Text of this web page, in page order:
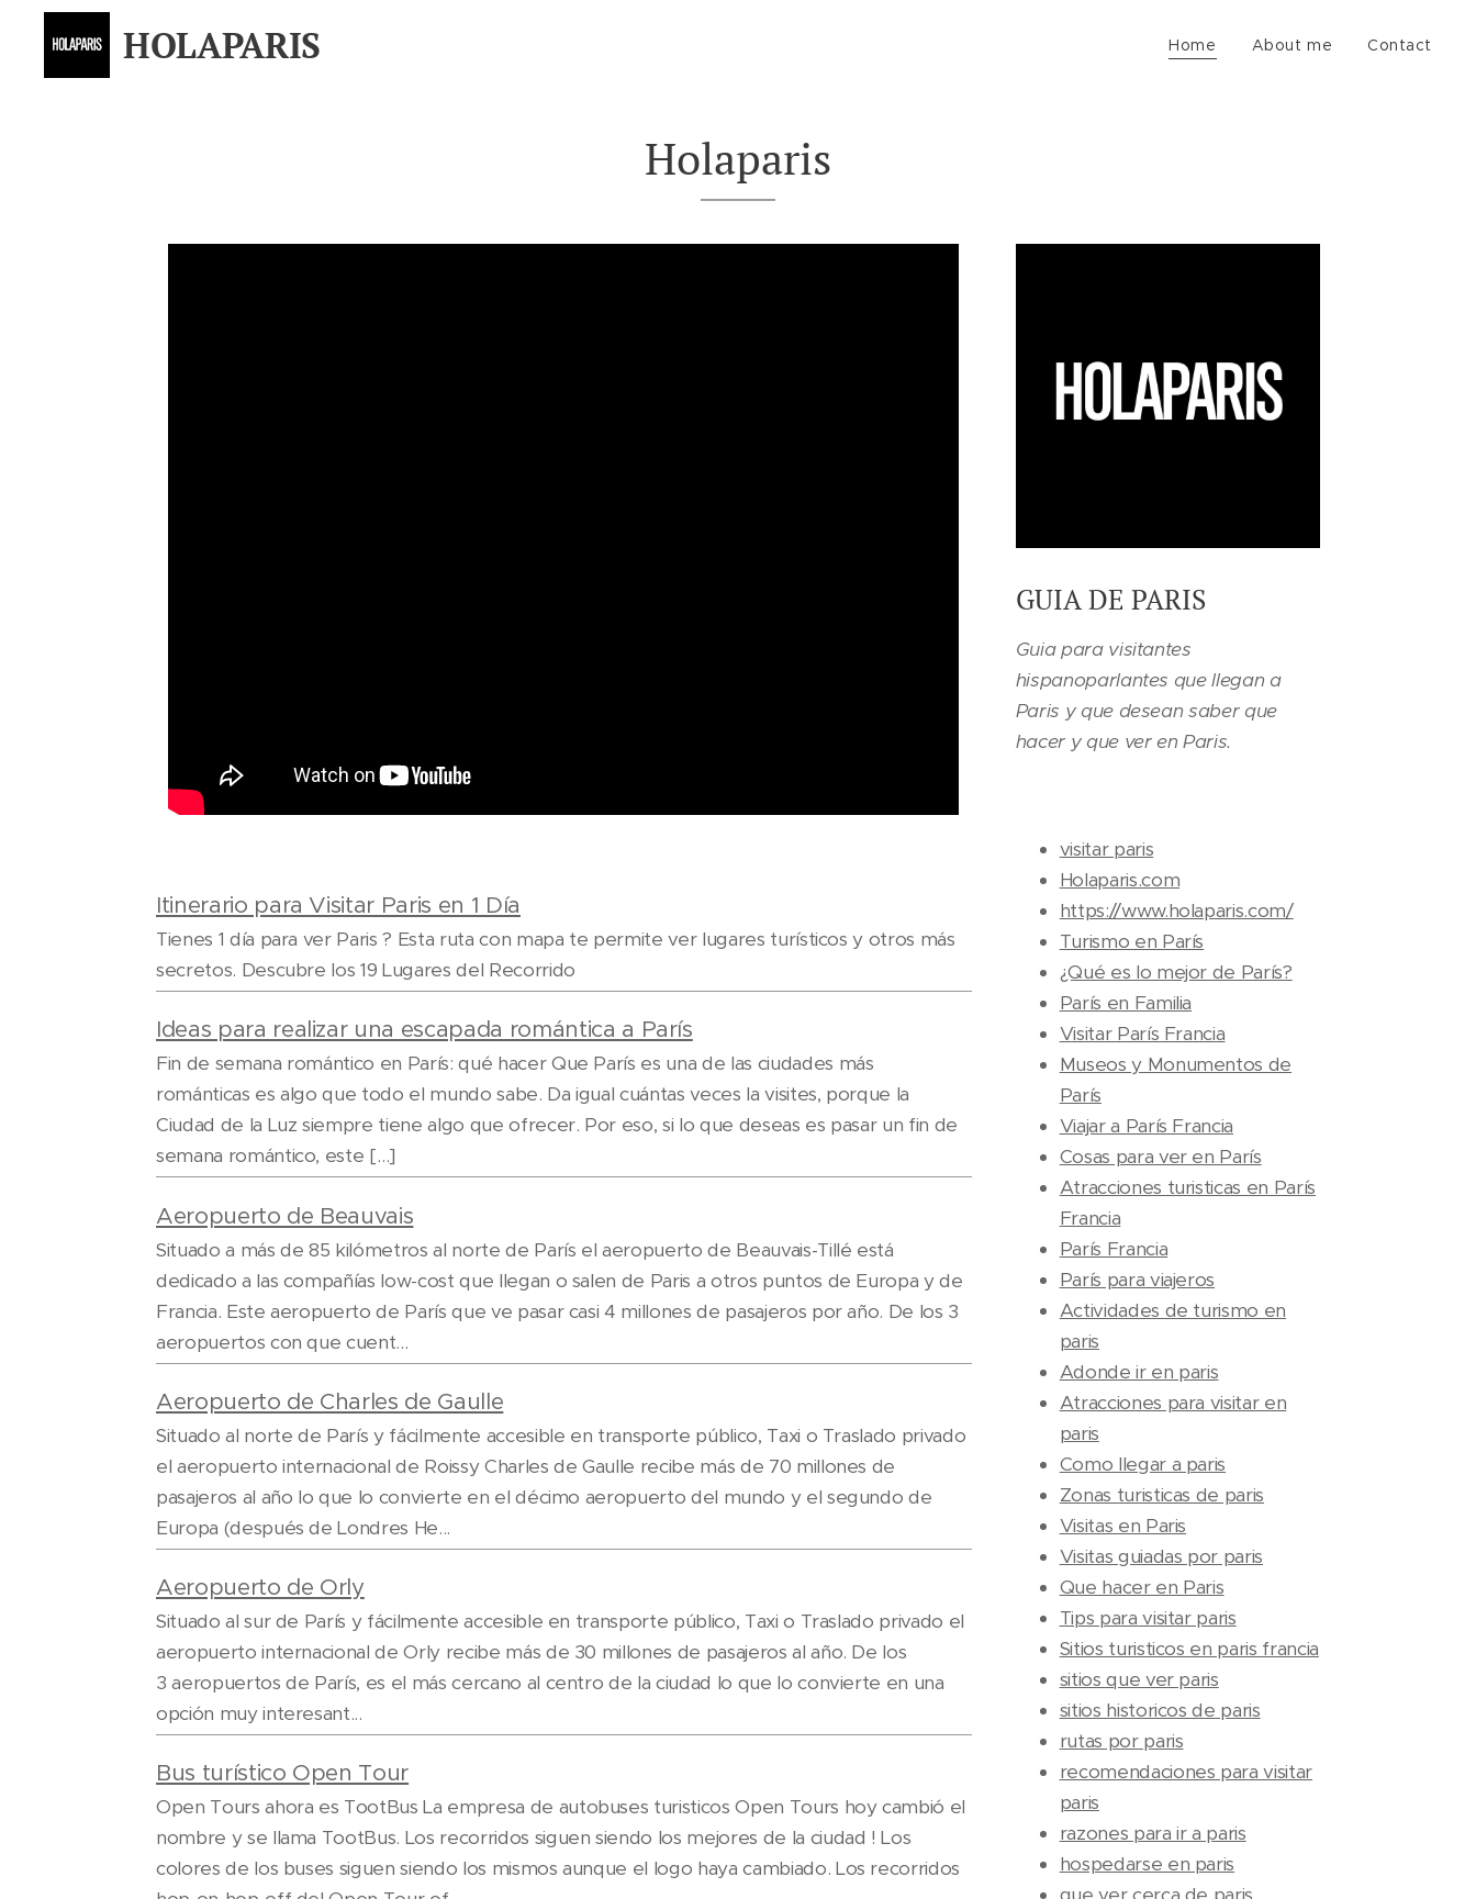
HOLAPARIS Home About me Contact
Holaparis
Itinerario para Visitar Paris en 1 Día
Tienes 1 día para ver Paris ? Esta ruta con mapa te permite ver lugares turísticos y otros más
secretos. Descubre los 19 Lugares del Recorrido
Ideas para realizar una escapada romántica a París
Fin de semana romántico en París: qué hacer Que París es una de las ciudades más
románticas es algo que todo el mundo sabe. Da igual cuántas veces la visites, porque la
Ciudad de la Luz siempre tiene algo que ofrecer. Por eso, si lo que deseas es pasar un fin de
semana romántico, este […]
Aeropuerto de Beauvais
Situado a más de 85 kilómetros al norte de París el aeropuerto de Beauvais-Tillé está
dedicado a las compañías low-cost que llegan o salen de Paris a otros puntos de Europa y de
Francia. Este aeropuerto de París que ve pasar casi 4 millones de pasajeros por año. De los 3
aeropuertos con que cuent...
Aeropuerto de Charles de Gaulle
Situado al norte de París y fácilmente accesible en transporte público, Taxi o Traslado privado
el aeropuerto internacional de Roissy Charles de Gaulle recibe más de 70 millones de
pasajeros al año lo que lo convierte en el décimo aeropuerto del mundo y el segundo de
Europa (después de Londres He...
Aeropuerto de Orly
Situado al sur de París y fácilmente accesible en transporte público, Taxi o Traslado privado el
aeropuerto internacional de Orly recibe más de 30 millones de pasajeros al año. De los
3 aeropuertos de París, es el más cercano al centro de la ciudad lo que lo convierte en una
opción muy interesant...
Bus turístico Open Tour
Open Tours ahora es TootBus La empresa de autobuses turisticos Open Tours hoy cambió el
nombre y se llama TootBus. Los recorridos siguen siendo los mejores de la ciudad ! Los
colores de los buses siguen siendo los mismos aunque el logo haya cambiado. Los recorridos
GUIA DE PARIS
Guia para visitantes
hispanoparlantes que llegan a
Paris y que desean saber que
hacer y que ver en Paris.
visitar paris
Holaparis.com
https://www.holaparis.com/
Turismo en París
¿Qué es lo mejor de París?
París en Familia
Visitar París Francia
Museos y Monumentos de
París
Viajar a París Francia
Cosas para ver en París
Atracciones turisticas en París
Francia
París Francia
París para viajeros
Actividades de turismo en
paris
Adonde ir en paris
Atracciones para visitar en
paris
Como llegar a paris
Zonas turisticas de paris
Visitas en Paris
Visitas guiadas por paris
Que hacer en Paris
Tips para visitar paris
Sitios turisticos en paris francia
sitios que ver paris
sitios historicos de paris
rutas por paris
recomendaciones para visitar
paris
razones para ir a paris
hospedarse en paris
que ver cerca de paris